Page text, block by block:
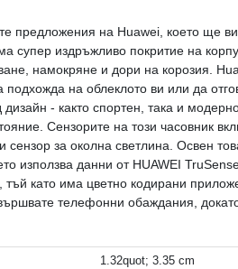
предложения на Huawei, което ще
супер издръжливо покритие на
намокряне и дори на корозия.
подхожда на облеклото ви или да
- както спортен, така и
Сензорите на този часовник
сензор за околна светлина. Освен
използва данни от HUAWEI
като има цветно кодирани
телефонни обаждания,
1.32quot; 3.35 cm